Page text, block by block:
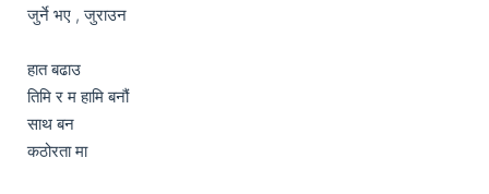
जुर्ने भए , जुराउन
हात बढाउ
तिमि र म हामि बनौं
साथ बन
कठोरता मा